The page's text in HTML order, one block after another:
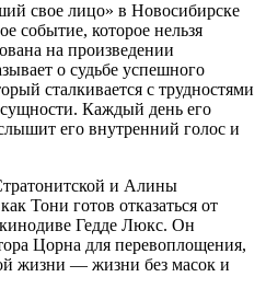
свое лицо» в Новосибирске
событие, которое нельзя
на произведении
о судьбе успешного
сталкивается с трудностями
Каждый день его
его внутренний голос и
и Алины
Тони готов отказаться от
Гедде Люкс. Он
Цорна для перевоплощения,
жизни — жизни без масок и